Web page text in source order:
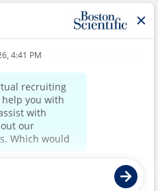
de l'entreprise